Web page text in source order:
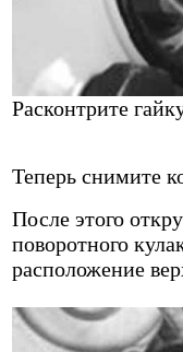
Расконтрите
Теперь снимите
После этого
поворотного
расположение